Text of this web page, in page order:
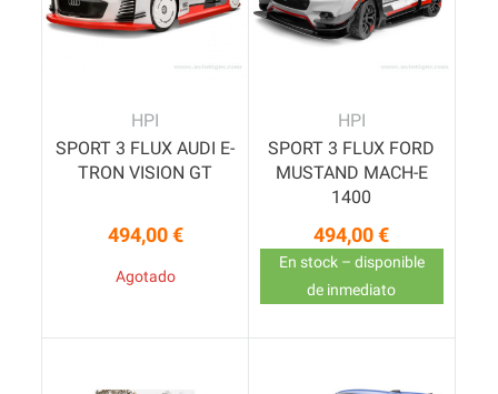
HPI
SPORT 3 FLUX AUDI E-
TRON VISION GT
Precio
494,00 €
Agotado
HPI
SPORT 3 FLUX FORD
MUSTAND MACH-E
1400
Precio
494,00 €
En stock – disponible
de inmediato